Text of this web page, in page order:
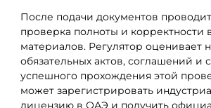
После подачи документов
проверка полноты и корректности
материалов. Регулятор оценивает
обязательных актов, соглашений и
успешного прохождения этой
может зарегистрировать
лицензию в ОАЭ и получить